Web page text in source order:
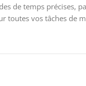
de temps précises,
toutes vos tâches de